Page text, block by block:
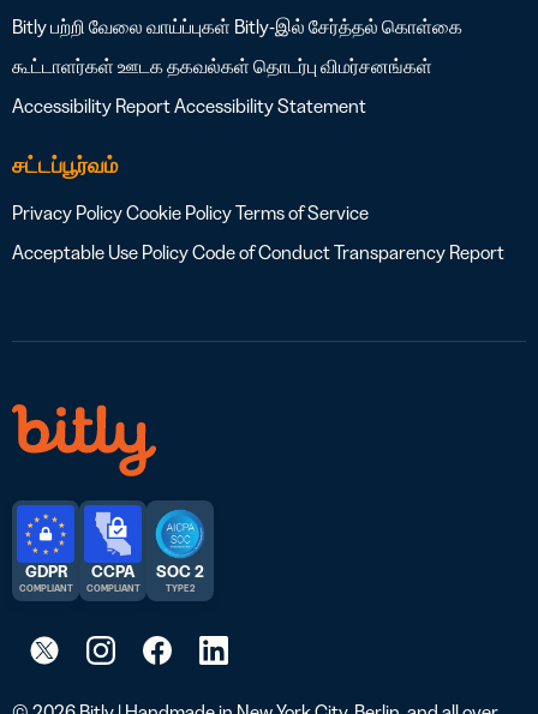
Bitly பற்றி வேலை வாய்ப்புகள் Bitly-இல் சேர்த்தல் கொள்கை
கூட்டாளர்கள் ஊடக தகவல்கள் தொடர்பு விமர்சனங்கள்
Accessibility ReportAccessibility Statement
சட்டப்பூர்வம்
Privacy PolicyCookie PolicyTerms of Service
Acceptable Use PolicyCode of ConductTransparency Report
GDPR
COMPLIANT
CCPA
COMPLIANT
SOC 2
TYPE 2